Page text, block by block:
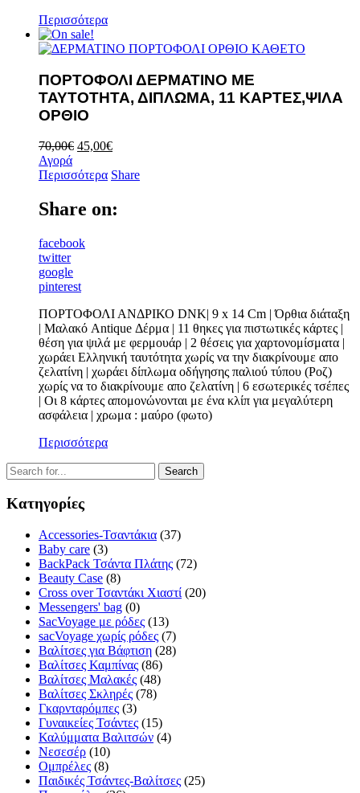
Περισσότερα
ΠΟΡΤΟΦΟΛΙ ΔΕΡΜΑΤΙΝΟ ΜΕ
ΤΑΥΤΟΤΗΤΑ, ΔΙΠΛΩΜΑ, 11 ΚΑΡΤΕΣ,ΨΙΛΑ
ΟΡΘΙΟ
70,00€ 45,00€
Αγορά
Περισσότερα Share
Share on:
facebook
twitter
google
pinterest
ΠΟΡΤΟΦΟΛΙ ΑΝΔΡΙΚΟ DNK| 9 x 14 Cm | Όρθια διάταξη
| Μαλακό Antique Δέρμα | 11 θηκες για πιστωτικές κάρτες |
θέση για ψιλά με φερμουάρ | 2 θέσεις για χαρτονομίσματα |
χωράει Ελληνική ταυτότητα χωρίς να την διακρίνουμε απο
ζελατίνη | χωράει δίπλωμα οδήγησης παλιού τύπου (Poζ)
χωρίς να το διακρίνουμε απο ζελατίνη | 6 εσωτερικές τσέπες
| Οι 8 κάρτες απομονώνονται με ένα κλίπ για μεγαλύτερη
ασφάλεια | χρωμα : μαύρο (φωτο)
Περισσότερα
Κατηγορίες
Accessories-Τσαντάκια (37)
Baby care (3)
BackPack Τσάντα Πλάτης (72)
Beauty Case (8)
Cross over Τσαντάκι Χιαστί (20)
Messengers' bag (0)
SacVoyage με ρόδες (13)
sacVoyage χωρίς ρόδες (7)
Βαλίτσες για Βάφτιση (28)
Βαλίτσες Καμπίνας (86)
Βαλίτσες Μαλακές (48)
Βαλίτσες Σκληρές (78)
Γκαρνταρόμπες (3)
Γυναικείες Τσάντες (15)
Καλύμματα Βαλιτσών (4)
Νεσεσέρ (10)
Ομπρέλες (8)
Παιδικές Τσάντες-Βαλίτσες (25)